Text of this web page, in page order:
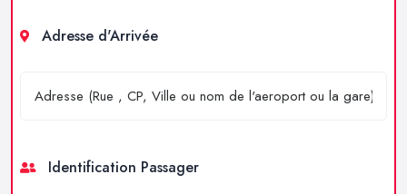
Adresse d'Arrivée
Identification Passager